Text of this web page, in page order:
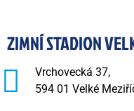
ZIMNÍ STADION
Vrchovecká 37,
594 01 Velké